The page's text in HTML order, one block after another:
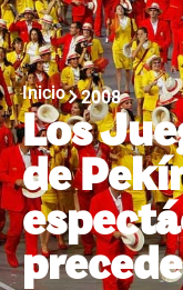
Inicio 2008
Los
de